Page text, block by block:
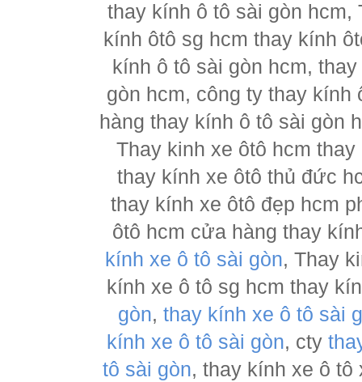
thay kính ô tô sài gòn hcm,
kính ôtô sg hcm thay kính
kính ô tô sài gòn hcm,
gòn hcm, công ty thay
hàng thay kính ô tô sài gòn
Thay kinh xe ôtô hcm
thay kính xe ôtô thủ đức
thay kính xe ôtô đẹp hcm
ôtô hcm cửa hàng thay
kính xe ô tô sài gòn, Thay
kính xe ô tô sg hcm thay
gòn, thay kính xe ô tô sài
kính xe ô tô sài gòn, cty
tô sài gòn, thay kính xe ô